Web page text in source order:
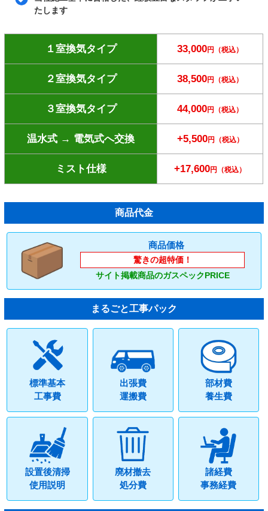
たします
１室換気タイプ 33,000円（税込）
２室換気タイプ 38,500円（税込）
３室換気タイプ 44,000円（税込）
温水式 → 電気式へ交換 +5,500円（税込）
ミスト仕様 +17,600円（税込）
商品代金
商品価格
驚きの超特価！
サイト掲載商品のガスペックPRICE
まるごと工事パック
標準基本
工事費
出張費
運搬費
部材費
養生費
設置後清掃
使用説明
廃材撤去
処分費
諸経費
事務経費